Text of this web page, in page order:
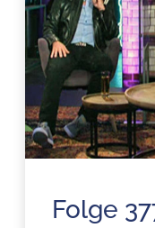
Folge